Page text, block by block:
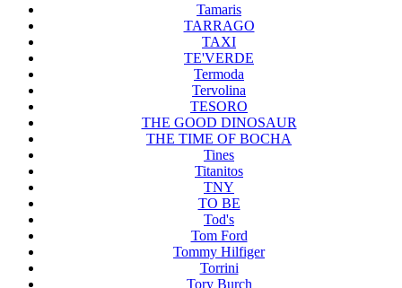
Tamaris
TARRAGO
TAXI
TE'VERDE
Termoda
Tervolina
TESORO
THE GOOD DINOSAUR
THE TIME OF BOCHA
Tines
Titanitos
TNY
TO BE
Tod's
Tom Ford
Tommy Hilfiger
Torrini
Tory Burch